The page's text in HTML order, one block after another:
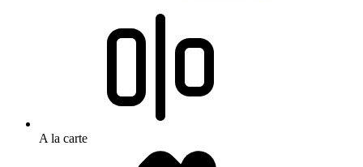
A la carte